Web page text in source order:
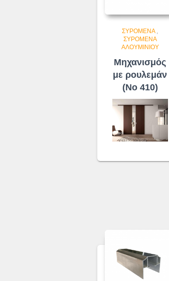
ΣΥΡΌΜΕΝΑ,
ΣΥΡΌΜΕΝΑ
ΑΛΟΥΜΙΝΊΟΥ
Μηχανισμός
με ρουλεμάν
(No 410)